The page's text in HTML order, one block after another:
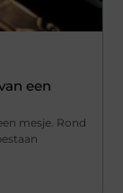
een
mesje. Rond